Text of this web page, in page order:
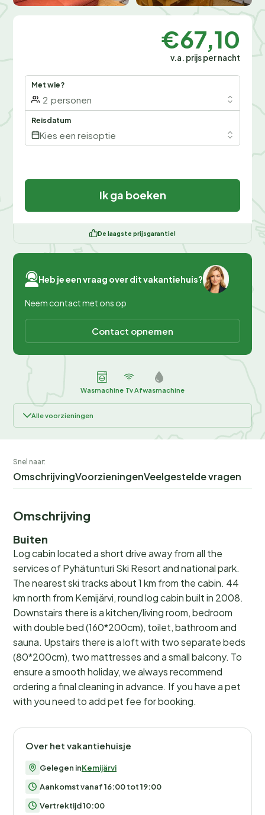
€67,10
v.a. prijs per nacht
Met wie?
2 personen
Reisdatum
Kies een reisoptie
Ik ga boeken
De laagste prijsgarantie!
Heb je een vraag over dit vakantiehuis?
Neem contact met ons op
Contact opnemen
Wasmachine TvAfwasmachine
Alle voorzieningen
Snel naar:
OmschrijvingVoorzieningenVeelgestelde vragen
Omschrijving
Buiten
Log cabin located a short drive away from all the
services of Pyhätunturi Ski Resort and national park.
The nearest ski tracks about 1 km from the cabin. 44
km north from Kemijärvi, round log cabin built in 2008.
Downstairs there is a kitchen/living room, bedroom
with double bed (160*200cm), toilet, bathroom and
sauna. Upstairs there is a loft with two separate beds
(80*200cm), two mattresses and a small balcony. To
ensure a smooth holiday, we always recommend
ordering a final cleaning in advance. If you have a pet
with you need to add pet fee for booking.
Over het vakantiehuisje
Gelegen inKemijärvi
Aankomst vanaf 16:00 tot 19:00
Vertrektijd 10:00